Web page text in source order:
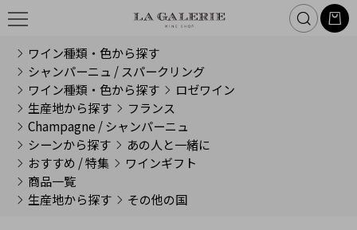
ワイン種類・色から探す
シャンパーニュ / スパークリング
ワイン種類・色から探す
ロゼワイン
生産地から探す
フランス
Champagne / シャンパーニュ
シーンから探す
あの人と一緒に
おすすめ / 特集
ワインギフト
商品一覧
生産地から探す
その他の国